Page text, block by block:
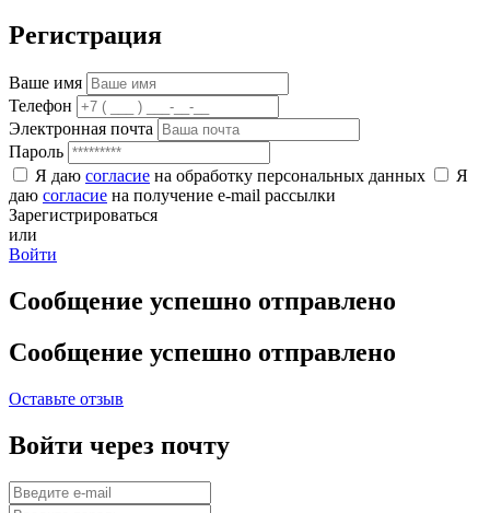
Регистрация
Ваше имя
Телефон
Электронная почта
Пароль
Я даю согласие на обработку персональных данных
Я
даю согласие на получение e-mail рассылки
Зарегистрироваться
или
Войти
Сообщение успешно отправлено
Сообщение успешно отправлено
Оставьте отзыв
Войти через почту